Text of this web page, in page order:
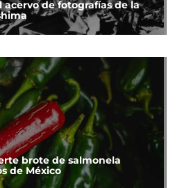
acervo de fotografías de la
brote de salmonela
de México